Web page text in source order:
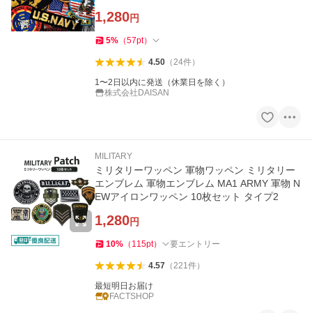
1,280円
5% （57pt）
4.50（24件）
1〜2日以内に発送（休業日を除く）
株式会社DAISAN
MILITARY
ミリタリーワッペン 軍物ワッペン ミリタリー
エンブレム 軍物エンブレム MA1 ARMY 軍物 N
EWアイロンワッペン 10枚セット タイプ2
1,280円
10% （ 115pt） 要エントリー
4.57（221件）
最短明日お届け
FACTSHOP